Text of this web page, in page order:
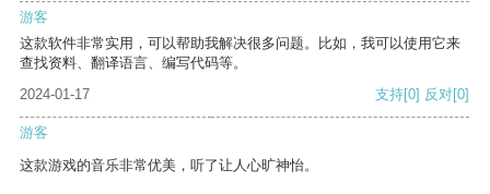
游客
这款软件非常实用，可以帮助我解决很多问题。比如，我可以使用它来
查找资料、翻译语言、编写代码等。
2024-01-17
支持[0] 反对[0]
游客
这款游戏的音乐非常优美，听了让人心旷神怡。